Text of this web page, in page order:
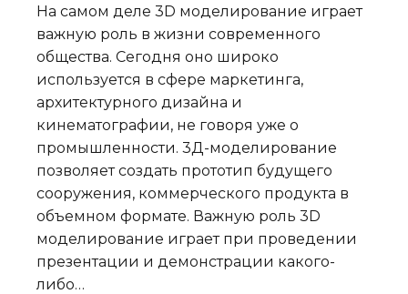
На самом деле 3D моделирование играет
важную роль в жизни современного
общества. Сегодня оно широко
используется в сфере маркетинга,
архитектурного дизайна и
кинематографии, не говоря уже о
промышленности. 3Д-моделирование
позволяет создать прототип будущего
сооружения, коммерческого продукта в
объемном формате. Важную роль 3D
моделирование играет при проведении
презентации и демонстрации какого-
либо…